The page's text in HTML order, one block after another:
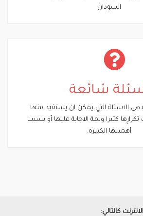
السودان
شائعة
هي الاسئلة التي يمكن ان يستفيد منها
كتيرا وتمة الاجابة عليها أو بسبب
أهميتها الكبيرة.
كالتالي: